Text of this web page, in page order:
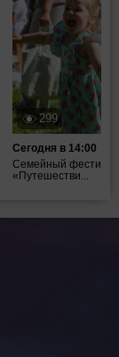
299
Сегодня в 14:00
Семейный
«Путешестви...